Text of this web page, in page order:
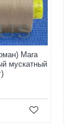
Mara
мускатный